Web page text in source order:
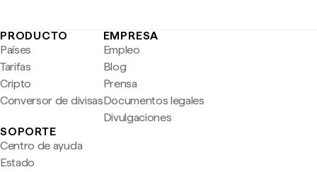
PRODUCTO
Países
Tarifas
Cripto
Conversor de divisas
EMPRESA
Empleo
Blog
Prensa
Documentos legales
Divulgaciones
SOPORTE
Centro de ayuda
Estado